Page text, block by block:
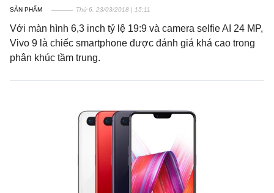
SẢN PHẨM Thứ 6, 23/03/2018 | 15:11
Với màn hình 6,3 inch tỷ lệ 19:9 và camera selfie AI 24 MP,
Vivo 9 là chiếc smartphone được đánh giá khá cao trong
phân khúc tầm trung.